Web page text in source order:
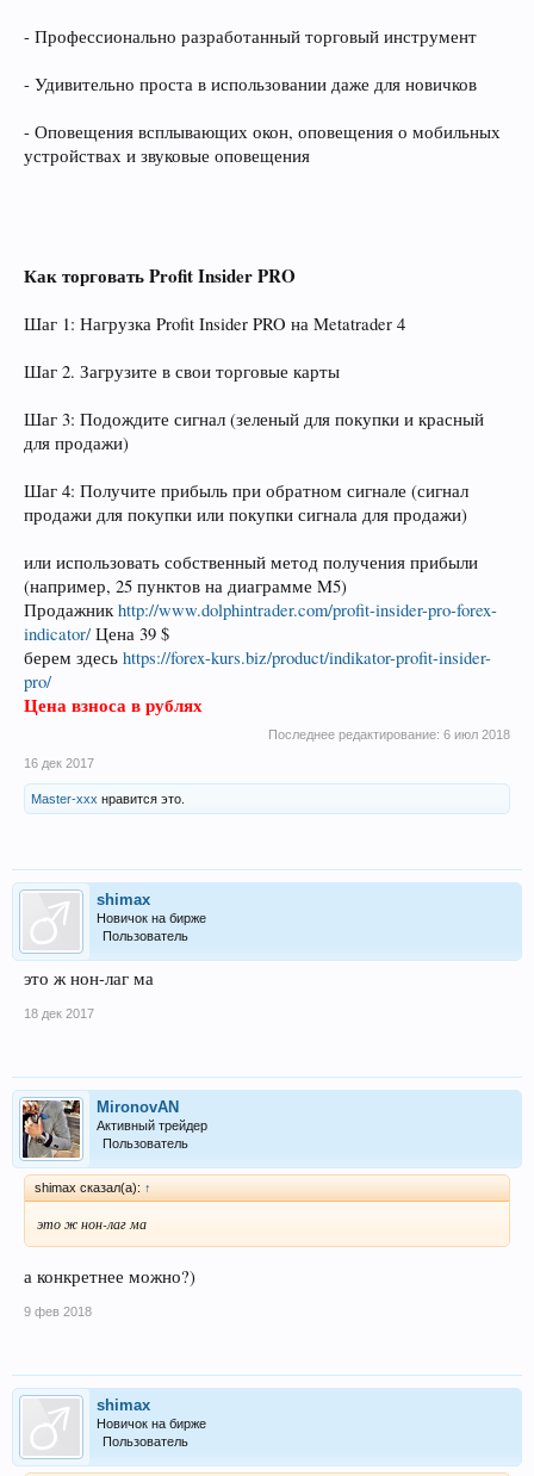
- Профессионально разработанный торговый инструмент
- Удивительно проста в использовании даже для новичков
- Оповещения всплывающих окон, оповещения о мобильных
устройствах и звуковые оповещения
Как торговать Profit Insider PRO
Шаг 1: Нагрузка Profit Insider PRO на Metatrader 4
Шаг 2. Загрузите в свои торговые карты
Шаг 3: Подождите сигнал (зеленый для покупки и красный
для продажи)
Шаг 4: Получите прибыль при обратном сигнале (сигнал
продажи для покупки или покупки сигнала для продажи)
или использовать собственный метод получения прибыли
(например, 25 пунктов на диаграмме M5)
Продажникhttp://www.dolphintrader.com/profit-insider-pro-forex-
indicator/ Цена 39 $
берем здесь https://forex-kurs.biz/product/indikator-profit-insider-
pro/
Цена взноса в рублях
Последнее редактирование: 6 июл 2018
16 дек 2017
Master-xxx нравится это.
shimax
Новичок на бирже
Пользователь
это ж нон-лаг ма
18 дек 2017
MironovAN
Активный трейдер
Пользователь
shimax сказал(а): ↑
это ж нон-лаг ма
а конкретнее можно?)
9 фев 2018
shimax
Новичок на бирже
Пользователь